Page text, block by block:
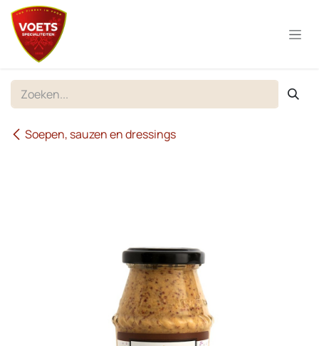
Overslaan naar inhoud
Soepen, sauzen en dressings